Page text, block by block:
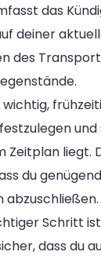
das
deiner
des
Zeitplan liegt.
du
Schritt
dass du